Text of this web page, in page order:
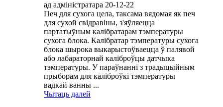
ад адміністратара 20-12-22
Печ для сухога цела, таксама вядомая як печ
для сухой свідравіны, з'яўляецца
партатыўным калібратарам тэмпературы
сухога блока. Калібратар тэмпературы сухога
блока шырока выкарыстоўваецца ў палявой
або лабараторнай каліброўцы датчыка
тэмпературы. У параўнанні з традыцыйным
прыборам для каліброўкі тэмпературы
вадкай ванны ...
Чытаць далей